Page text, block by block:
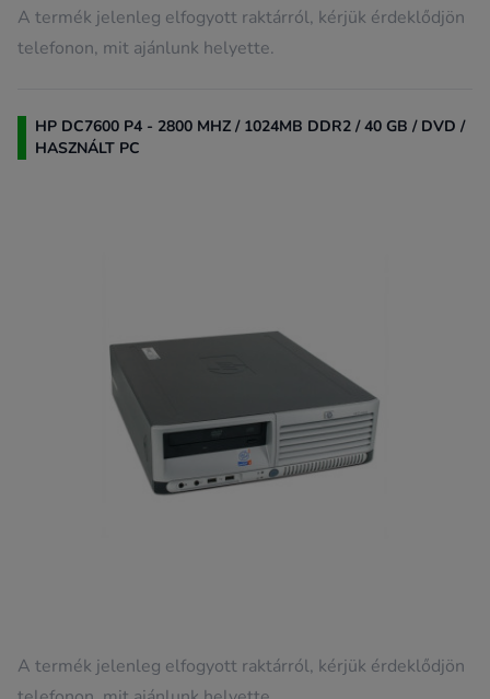
A termék jelenleg elfogyott raktárról, kérjük érdeklődjön
telefonon, mit ajánlunk helyette.
HP DC7600 P4 - 2800 MHZ / 1024MB DDR2 / 40 GB / DVD /
HASZNÁLT PC
A termék jelenleg elfogyott raktárról, kérjük érdeklődjön